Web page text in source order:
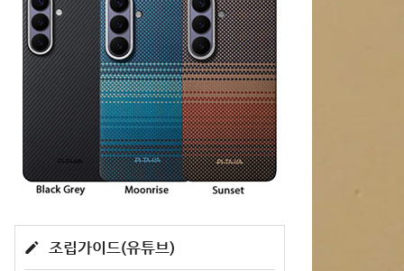
조립가이드(유튜브)